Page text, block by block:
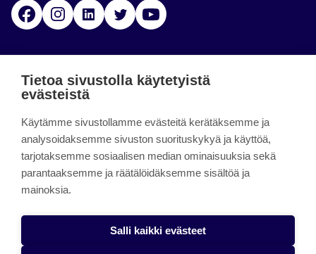
FacebookInstagramLinkedinTwitter
päättynyt 11.9.2023.
About the site
Käyttöehdot
Tietoa sivustolla käytetyistä
evästeistä
Käytämme sivustollamme evästeitä kerätäksemme ja
analysoidaksemme sivuston suorituskykyä ja käyttöä,
tarjotaksemme sosiaalisen median ominaisuuksia sekä
parantaaksemme ja räätälöidäksemme sisältöä ja
mainoksia.
Salli kaikki evästeet